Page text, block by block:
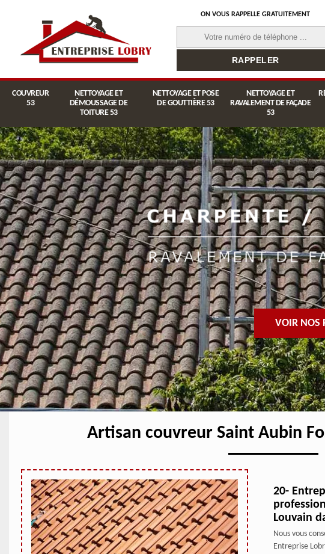
ON VOUS RAPPELLE GRATUITEMENT
COUVREUR
53
NETTOYAGE ET
DÉMOUSSAGE DE
TOITURE 53
NETTOYAGE ET POSE
DE GOUTTIÈRE 53
NETTOYAGE ET
RAVALEMENT DE FAÇADE
53
VOIR NOS
Artisan couvreur Saint Aubin
20-
Louvain
Nous vous
Entreprise